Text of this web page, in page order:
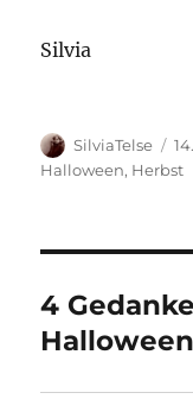
Silvia
Autor
SilviaTelse
am
Halloween, Herbst
4